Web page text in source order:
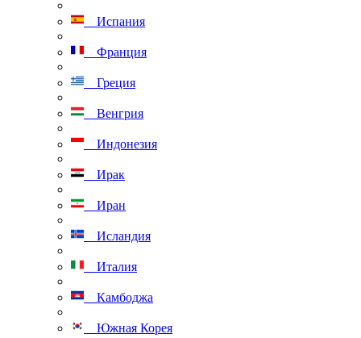
Испания
Франция
Греция
Венгрия
Индонезия
Ирак
Иран
Исландия
Италия
Камбоджа
Южная Корея